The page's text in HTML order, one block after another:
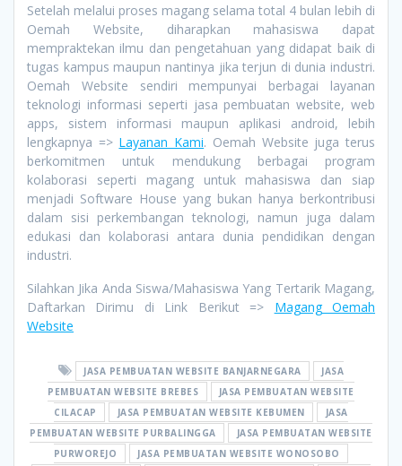
Setelah melalui proses magang selama total 4 bulan lebih di
Oemah Website, diharapkan mahasiswa dapat
mempraktekan ilmu dan pengetahuan yang didapat baik di
tugas kampus maupun nantinya jika terjun di dunia industri.
Oemah Website sendiri mempunyai berbagai layanan
teknologi informasi seperti jasa pembuatan website, web
apps, sistem informasi maupun aplikasi android, lebih
lengkapnya => Layanan Kami. Oemah Website juga terus
berkomitmen untuk mendukung berbagai program
kolaborasi seperti magang untuk mahasiswa dan siap
menjadi Software House yang bukan hanya berkontribusi
dalam sisi perkembangan teknologi, namun juga dalam
edukasi dan kolaborasi antara dunia pendidikan dengan
industri.
Silahkan Jika Anda Siswa/Mahasiswa Yang Tertarik Magang,
Daftarkan Dirimu di Link Berikut => Magang Oemah
Website
JASA PEMBUATAN WEBSITE BANJARNEGARA
JASA
PEMBUATAN WEBSITE BREBES
JASA PEMBUATAN WEBSITE
CILACAP
JASA PEMBUATAN WEBSITE KEBUMEN
JASA
PEMBUATAN WEBSITE PURBALINGGA
JASA PEMBUATAN WEBSITE
PURWOREJO
JASA PEMBUATAN WEBSITE WONOSOBO